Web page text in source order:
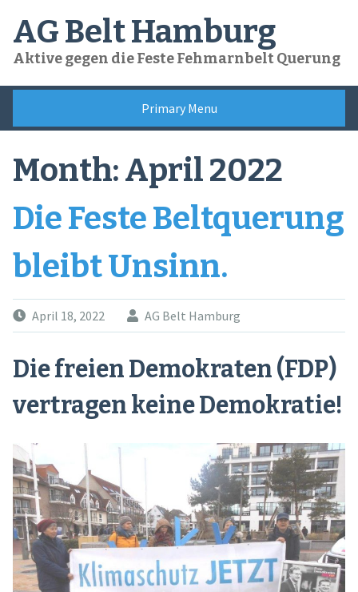
content
AG Belt Hamburg
Aktive gegen die Feste Fehmarnbelt Querung
Primary Menu
Month:April 2022
Die Feste Beltquerung
bleibt Unsinn.
April 18, 2022 AG Belt Hamburg
Die freien Demokraten (FDP)
vertragen keine Demokratie!